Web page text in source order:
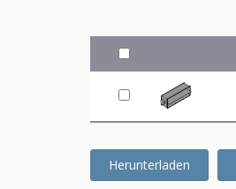
Herunterladen